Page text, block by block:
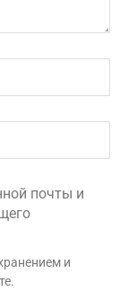
почты и
и